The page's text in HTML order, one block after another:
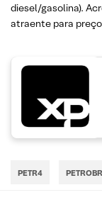
diesel/gasolina).
atraente para
PETR4